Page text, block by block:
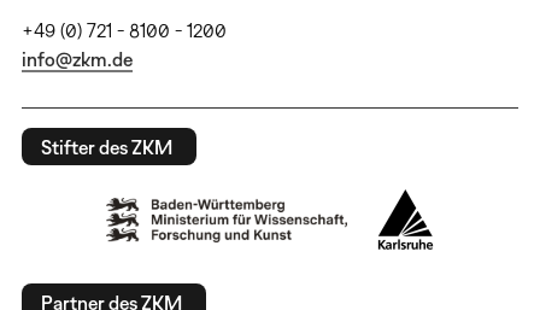
+49 (0) 721 - 8100 - 1200
info@zkm.de
Stifter des ZKM
Partner des ZKM